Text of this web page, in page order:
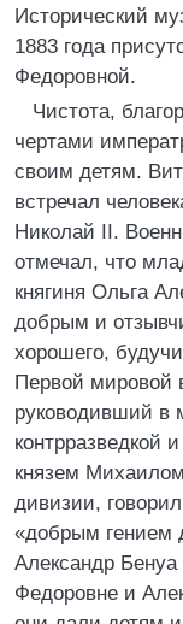
Исторический
1883 года
Федоровной.
Чистота,
чертами
своим детям.
встречал
Николай II.
отмечал, что
княгиня Ольга
добрым и
хорошего,
Первой мировой
руководивший в
контрразведкой
князем
дивизии,
«добрым гением
Александр
Федоровне и